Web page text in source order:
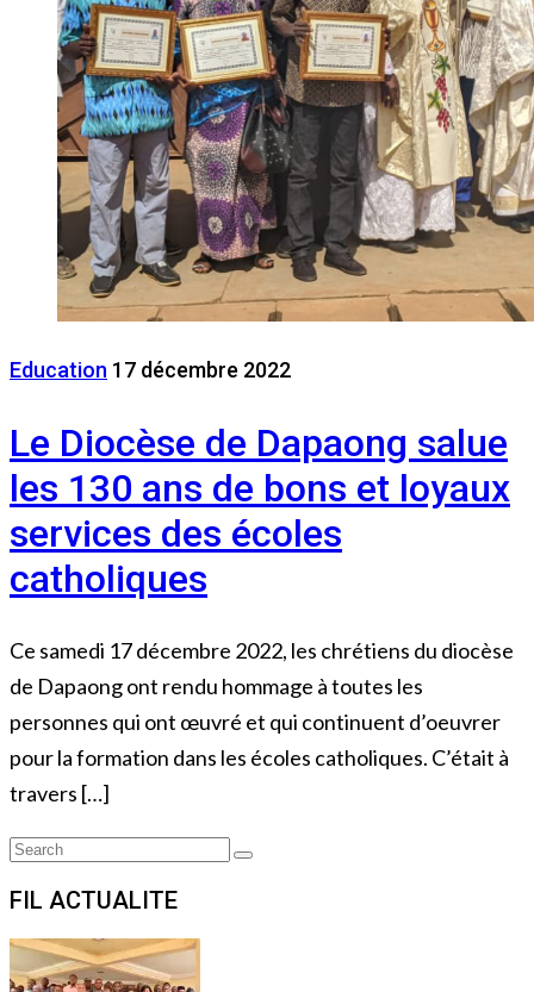
Education 17 décembre 2022
Le Diocèse de Dapaong salue
les 130 ans de bons et loyaux
services des écoles
catholiques
Ce samedi 17 décembre 2022, les chrétiens du diocèse
de Dapaong ont rendu hommage à toutes les
personnes qui ont œuvré et qui continuent d’oeuvrer
pour la formation dans les écoles catholiques. C’était à
travers […]
Search
Search
FIL ACTUALITE